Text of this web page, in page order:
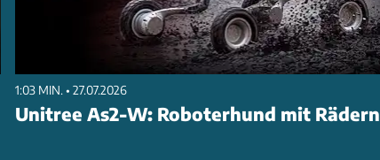
1:03 MIN. • 27.07.2026
Unitree As2-W: Roboterhund mit Rädern